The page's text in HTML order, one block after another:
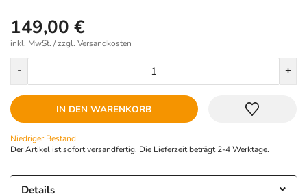
149,00 €
inkl. MwSt. / zzgl. Versandkosten
- +
IN DEN WARENKORB
Niedriger Bestand
Der Artikel ist sofort versandfertig. Die Lieferzeit beträgt 2-4 Werktage.
Details